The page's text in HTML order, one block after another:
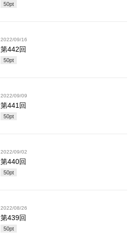
50pt
2022/09/16
第442回
50pt
2022/09/09
第441回
50pt
2022/09/02
第440回
50pt
2022/08/26
第439回
50pt